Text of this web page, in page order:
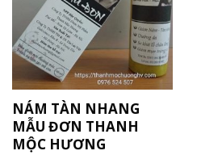
NÁM TÀN NHANG
MẪU ĐƠN THANH
MỘC HƯƠNG